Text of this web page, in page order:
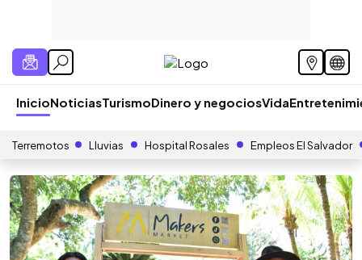
InicioNoticiasTurismoDinero y negociosVida
Terremotos Lluvias Hospital Rosales Empleos El Salvador